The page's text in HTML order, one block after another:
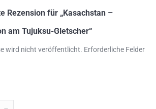
Rezension für „Kasachstan –
am Tujuksu-Gletscher“
wird nicht veröffentlicht. Erforderliche Felder